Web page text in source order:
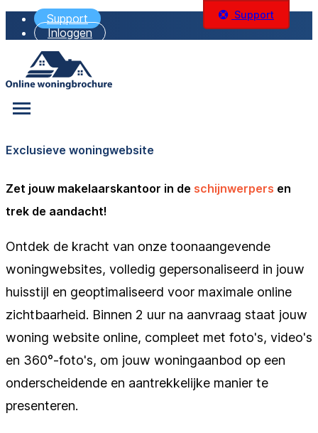
Support
Inloggen
Exclusieve woningwebsite
Zet jouw makelaarskantoor in de schijnwerpers en
trek de aandacht!
Ontdek de kracht van onze toonaangevende
woningwebsites, volledig gepersonaliseerd in jouw
huisstijl en geoptimaliseerd voor maximale online
zichtbaarheid. Binnen 2 uur na aanvraag staat jouw
woning website online, compleet met foto's, video's
en 360°-foto's, om jouw woningaanbod op een
onderscheidende en aantrekkelijke manier te
presenteren.
Support